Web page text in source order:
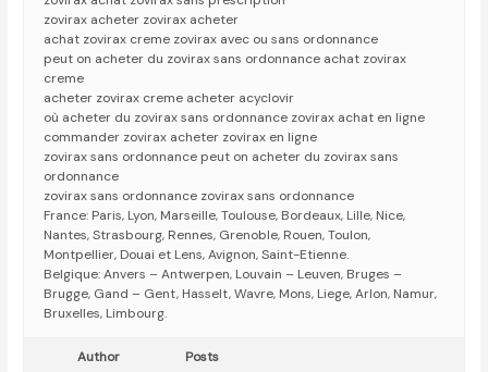
zovirax acheter zovirax acheter
achat zovirax creme zovirax avec ou sans ordonnance
peut on acheter du zovirax sans ordonnance achat zovirax
creme
acheter zovirax creme acheter acyclovir
où acheter du zovirax sans ordonnance zovirax achat en ligne
commander zovirax acheter zovirax en ligne
zovirax sans ordonnance peut on acheter du zovirax sans
ordonnance
zovirax sans ordonnance zovirax sans ordonnance
France: Paris, Lyon, Marseille, Toulouse, Bordeaux, Lille, Nice,
Nantes, Strasbourg, Rennes, Grenoble, Rouen, Toulon,
Montpellier, Douai et Lens, Avignon, Saint-Etienne.
Belgique: Anvers – Antwerpen, Louvain – Leuven, Bruges –
Brugge, Gand – Gent, Hasselt, Wavre, Mons, Liege, Arlon, Namur,
Bruxelles, Limbourg.
Author Posts